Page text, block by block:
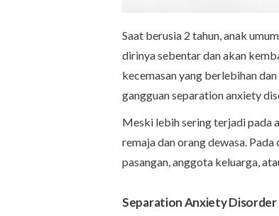
Saat berusia 2 tahun, anak
dirinya sebentar dan akan
kecemasan yang berlebihan
gangguan separation anxiety
Meski lebih sering terjadi pada
remaja dan orang dewasa.
pasangan, anggota keluarga,
Separation Anxiety Disorder